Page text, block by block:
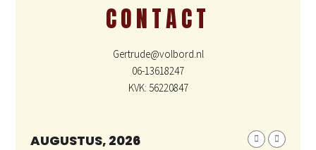
CONTACT
Gertrude@volbord.nl
06-13618247
KVK: 56220847
AUGUSTUS, 2026